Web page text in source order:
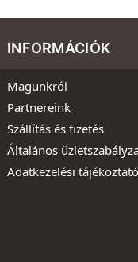
INFORMÁCIÓK
Magunkról
Partnereink
Szállítás és fizetés
Általános
Adatkezelési tájékoztató